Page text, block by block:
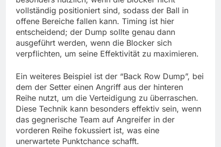
vollständig positioniert sind, sodass der Ball in
offene Bereiche fallen kann. Timing ist hier
entscheidend; der Dump sollte genau dann
ausgeführt werden, wenn die Blocker sich
verpflichten, um seine Effektivität zu maximieren.
Ein weiteres Beispiel ist der “Back Row Dump”, bei
dem der Setter einen Angriff aus der hinteren
Reihe nutzt, um die Verteidigung zu überraschen.
Diese Technik kann besonders effektiv sein, wenn
das gegnerische Team auf Angreifer in der
vorderen Reihe fokussiert ist, was eine
unerwartete Punktchance schafft.